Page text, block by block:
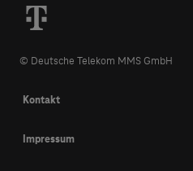
© Deutsche Telekom MMS GmbH
Kontakt
Impressum